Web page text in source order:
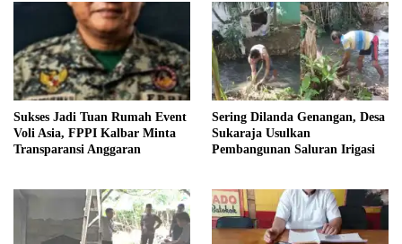
Sukses Jadi Tuan Rumah Event
Voli Asia, FPPI Kalbar Minta
Transparansi Anggaran
Sering Dilanda Genangan, Desa
Sukaraja Usulkan
Pembangunan Saluran Irigasi